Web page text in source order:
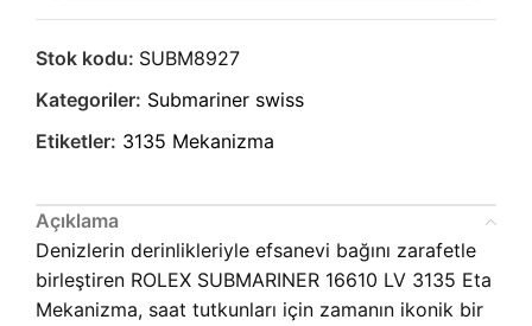
Stok kodu: SUBM8927
Kategoriler: Submariner swiss
Etiketler: 3135 Mekanizma
Açıklama
Denizlerin derinlikleriyle efsanevi bağını zarafetle
birleştiren ROLEX SUBMARINER 16610 LV 3135 Eta
Mekanizma, saat tutkunları için zamanın ikonik bir